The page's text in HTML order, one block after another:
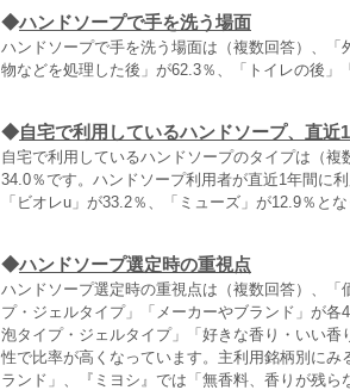
◆ハンドソープで手を洗う場面
ハンドソープで手を洗う場面は（複数回答）、
物などを処理した後」が62.3％、「トイレの後
◆自宅で利用しているハンドソープ、直近
自宅で利用しているハンドソープのタイプは（
34.0％です。ハンドソープ利用者が直近1年間に
「ビオレu」が33.2％、「ミューズ」が12.9％と
◆ハンドソープ選定時の重視点
ハンドソープ選定時の重視点は（複数回答）、
プ・ジェルタイプ」「メーカーやブランド」が
泡タイプ・ジェルタイプ」「好きな香り・いい
性で比率が高くなっています。主利用銘柄別に
ランド」、『ミヨシ』では「無香料、香りが残